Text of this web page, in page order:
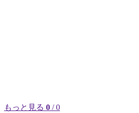
もっと見る 0 / 0